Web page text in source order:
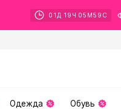
01 Д 19 Ч 05 М 57 С
Одежда Обувь